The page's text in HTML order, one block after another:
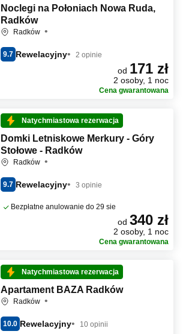
Noclegi na Połoniach Nowa Ruda,
Radków
Radków
9.7 Rewelacyjny 2 opinie
od 171 zł
2 osoby, 1 noc
Cena gwarantowana
Natychmiastowa rezerwacja
Domki Letniskowe Merkury - Góry
Stołowe - Radków
Radków
9.7 Rewelacyjny 3 opinie
Bezpłatne anulowanie do 29 sie
od 340 zł
2 osoby, 1 noc
Cena gwarantowana
Natychmiastowa rezerwacja
Apartament BAZA Radków
Radków
10.0 Rewelacyjny 10 opinii